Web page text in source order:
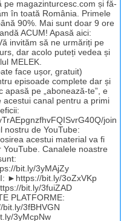
magazinturcesc.com și fă-
în toată România. Primele
90%. Mai sunt doar 9 ore
ACUM! Apasă aici:
invităm să ne urmăriți pe
dar acolo puteți vedea și
MELEK.
face ușor, gratuit)
episoade complete dar și
pe „abonează-te”, e
canal pentru a primi
join
nostru de YouTube:
acestui material va fi
Canalele noastre
bit.ly/3yMAjZy
►https://bit.ly/3oZxVKp
bit.ly/3fuiZAD
PLATFORME:
3fBHVGN
3yMcpNw